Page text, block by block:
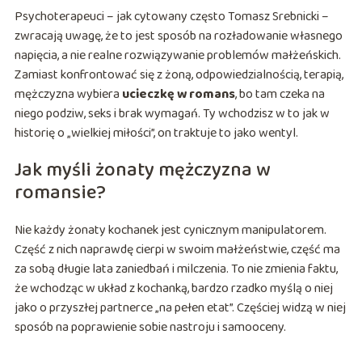
Psychoterapeuci – jak cytowany często Tomasz Srebnicki –
zwracają uwagę, że to jest sposób na rozładowanie własnego
napięcia, a nie realne rozwiązywanie problemów małżeńskich.
Zamiast konfrontować się z żoną, odpowiedzialnością, terapią,
mężczyzna wybiera ucieczkę w romans, bo tam czeka na
niego podziw, seks i brak wymagań. Ty wchodzisz w to jak w
historię o „wielkiej miłości”, on traktuje to jako wentyl.
Jak myśli żonaty mężczyzna w
romansie?
Nie każdy żonaty kochanek jest cynicznym manipulatorem.
Część z nich naprawdę cierpi w swoim małżeństwie, część ma
za sobą długie lata zaniedbań i milczenia. To nie zmienia faktu,
że wchodząc w układ z kochanką, bardzo rzadko myślą o niej
jako o przyszłej partnerce „na pełen etat”. Częściej widzą w niej
sposób na poprawienie sobie nastroju i samooceny.